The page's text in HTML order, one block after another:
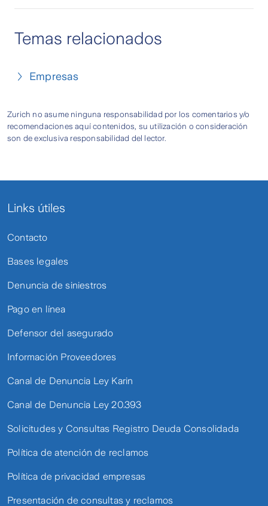
Temas relacionados
Empresas
Zurich no asume ninguna responsabilidad por los comentarios y/o
recomendaciones aquí contenidos, su utilización o consideración
son de exclusiva responsabilidad del lector.
Links útiles
Contacto
Bases legales
Denuncia de siniestros
Pago en línea
Defensor del asegurado
Información Proveedores
Canal de Denuncia Ley Karin
Canal de Denuncia Ley 20.393
Solicitudes y Consultas Registro Deuda Consolidada
Política de atención de reclamos
Política de privacidad empresas
Presentación de consultas y reclamos